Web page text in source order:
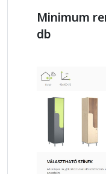
Minimum
db